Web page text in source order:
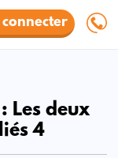
connecter
Les deux
4